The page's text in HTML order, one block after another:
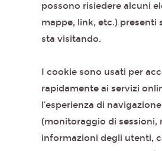
possono risiedere alcuni
mappe, link, etc.) presenti
sta visitando.
I cookie sono usati per
rapidamente ai servizi
l’esperienza di
(monitoraggio di sessioni,
informazioni degli utenti,